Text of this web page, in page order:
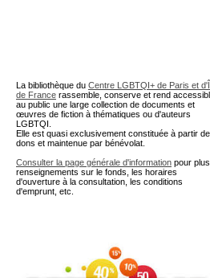
La bibliothèque du Centre LGBTQI+ de Paris et
de France rassemble, conserve et rend
au public une large collection de documents et
œuvres de fiction à thématiques ou d'auteurs
LGBTQI.
Elle est quasi exclusivement constituée à partir de
dons et maintenue par bénévolat.
Consulter la page générale d'information pour
renseignements sur le fonds, les horaires
d'ouverture à la consultation, les conditions
d'emprunt, etc.